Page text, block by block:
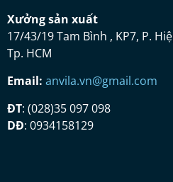
Xưởng sản xuất
17/43/19 Tam Bình , KP7, P.
Tp. HCM
Email: anvila.vn@gmail.com
ĐT: (028)35 097 098
DĐ: 0934158129